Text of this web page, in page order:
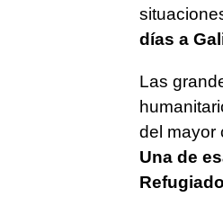
días a
Las
del mayor
Una de